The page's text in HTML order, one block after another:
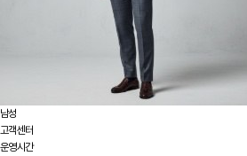
남성
고객센터
운영시간